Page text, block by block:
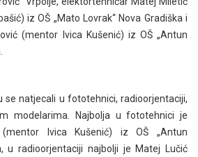
iz OŠ „Mato Lovrak“ Nova Gradiška i
(mentor Ivica Kušenić) iz OŠ „Antun
se natjecali u fototehnici, radioorjentaciji,
modelarima. Najbolja u fototehnici je
(mentor Ivica Kušenić) iz OŠ „Antun
u radioorjentaciji najbolji je Matej Lučić